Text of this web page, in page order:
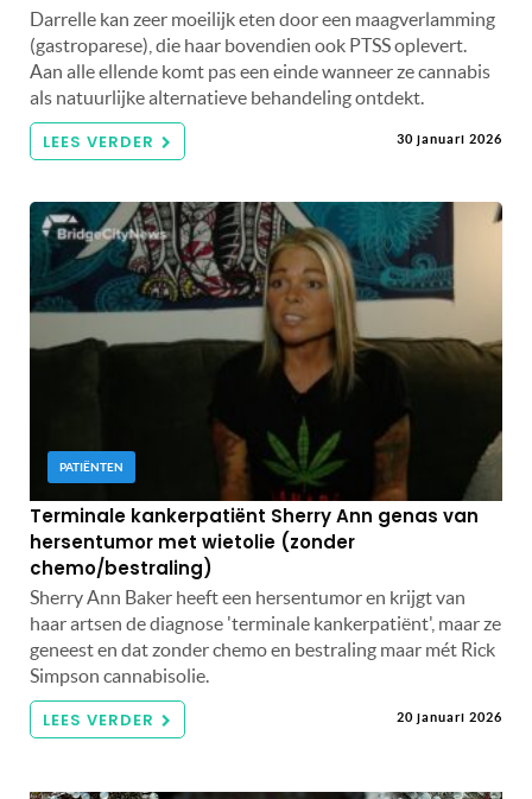
Darrelle kan zeer moeilijk eten door een maagverlamming
(gastroparese), die haar bovendien ook PTSS oplevert.
Aan alle ellende komt pas een einde wanneer ze cannabis
als natuurlijke alternatieve behandeling ontdekt.
LEES VERDER 30 januari 2026
PATIËNTEN
Terminale kankerpatiënt Sherry Ann genas van
hersentumor met wietolie (zonder
chemo/bestraling)
Sherry Ann Baker heeft een hersentumor en krijgt van
haar artsen de diagnose 'terminale kankerpatiënt', maar ze
geneest en dat zonder chemo en bestraling maar mét Rick
Simpson cannabisolie.
LEES VERDER 20 januari 2026